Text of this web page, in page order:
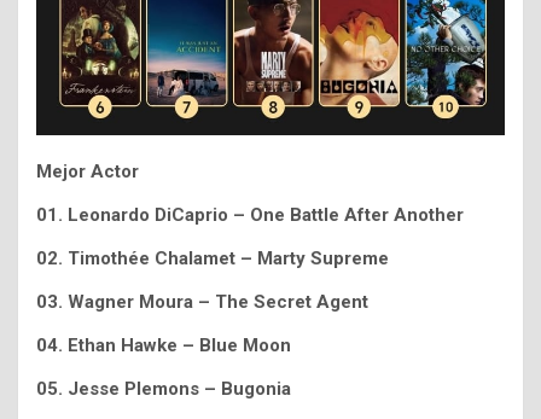
Mejor Actor
01. Leonardo DiCaprio – One Battle After Another
02. Timothée Chalamet – Marty Supreme
03. Wagner Moura – The Secret Agent
04. Ethan Hawke – Blue Moon
05. Jesse Plemons – Bugonia